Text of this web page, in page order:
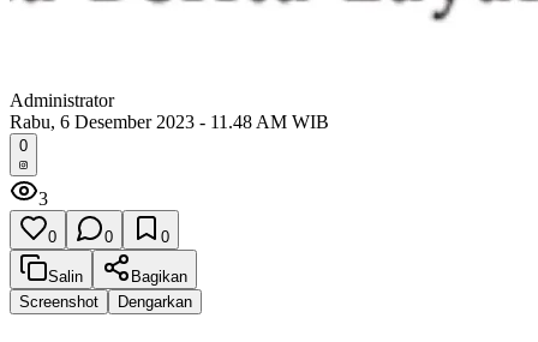
Administrator
Rabu, 6 Desember 2023 - 11.48 AM WIB
0
3
0 0 0
Salin
Bagikan
Screenshot
Dengarkan